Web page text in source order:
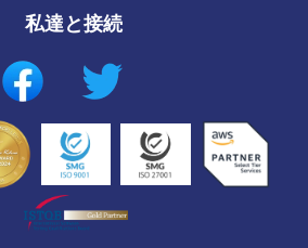
私達と接続